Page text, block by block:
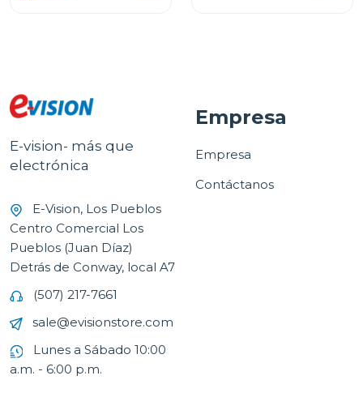
E-vision- más que
electrónica
E-Vision, Los Pueblos
Centro Comercial Los
Pueblos (Juan Díaz)
Detrás de Conway, local A7
(507) 217-7661
sale@evisionstore.com
Lunes a Sábado 10:00
a.m. - 6:00 p.m.
Empresa
Empresa
Contáctanos